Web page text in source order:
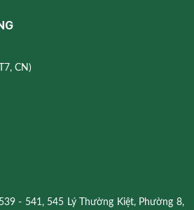
CN)
539 - 541, 545 Lý Thường Kiệt, Phường 8,